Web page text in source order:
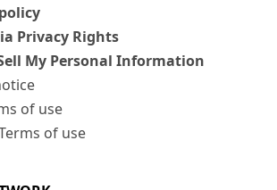
Privacy Rights
My Personal Information
of use
of use